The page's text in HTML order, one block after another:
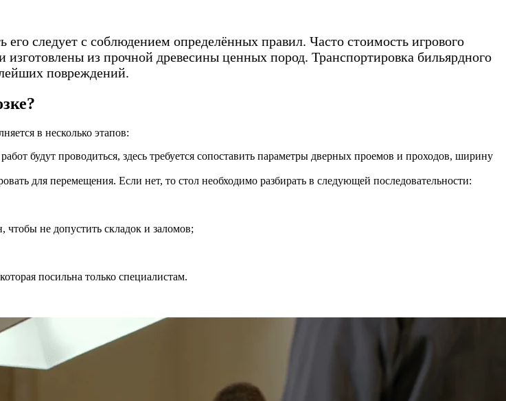
следует с соблюдением определённых правил. Часто стоимость игрового
из прочной древесины ценных пород. Транспортировка бильярдного
повреждений.
в несколько этапов:
будут проводиться, здесь требуется сопоставить параметры дверных проемов и проходов, ширину
для перемещения. Если нет, то стол необходимо разбирать в следующей последовательности:
не допустить складок и заломов;
посильна только специалистам.